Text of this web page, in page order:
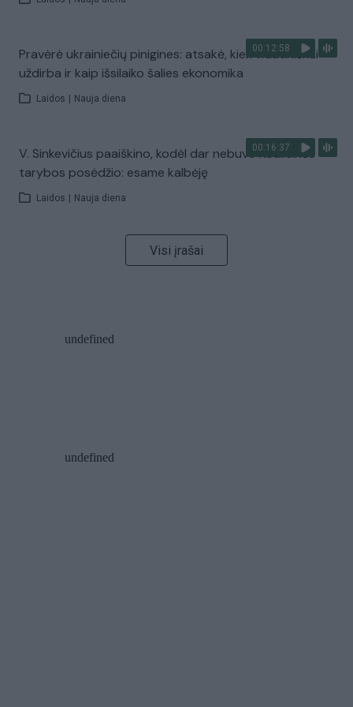
00:12:58
Pravėrė ukrainiečių pinigines: atsakė, kiek vidutiniškai
uždirba ir kaip išsilaiko šalies ekonomika
Laidos Nauja diena
00:16:37
V. Sinkevičius paaiškino, kodėl dar nebuvo Koalicinės
tarybos posėdžio: esame kalbėję
Laidos Nauja diena
Visi įrašai